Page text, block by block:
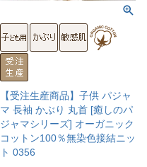
【受注生産商品】子供 パジャ
マ 長袖 かぶり 丸首 [癒しのパ
ジャマシリーズ] オーガニック
コットン100％無染色接結ニッ
ト 0356